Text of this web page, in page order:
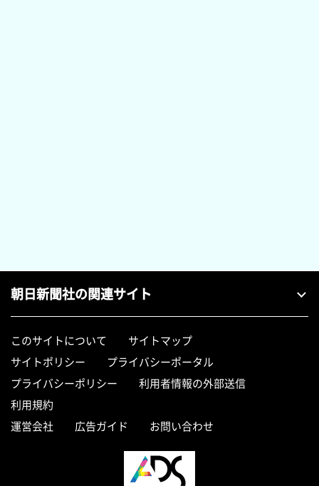
朝日新聞社の関連サイト
このサイトについて
サイトマップ
サイトポリシー
プライバシーポータル
プライバシーポリシー
利用者情報の外部送信
利用規約
運営会社
広告ガイド お問い合わせ